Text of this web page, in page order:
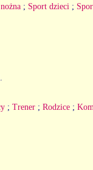
; Sport dzieci ;
; Trener ; Rodzice ;